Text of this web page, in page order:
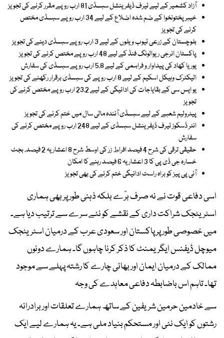
آزاد کشمیر کے لیے ٹیرف ڈیفرینشل سبسڈی 81 ارب روپے مقرر کرنے کی تجویز
خیبرپختونخوا کے ضم شدہ اضلاع کے لیے 34 ارب روپے سبسڈی مختص
کرنے کی تجویز
بلوچستان کے زرعی ٹیوب ویلوں کے لیے 3 ارب روپے سبسڈی دینے کی تجویز
پاکستان انرجی ریوالونگ فنڈ کے لیے 48 ارب روپے مختص کرنے کی تجویز
یوریا کھاد کی پیداوار و فراہمی کے لیے 5.8 ارب روپے سبسڈی کی سفارش
الیکٹرک وہیکل اسکیم کے لیے 8 ارب روپے کی سبسڈی برقرار رکھنے کی تجویز
یو ایس سی کے بقایاجات کی ادائیگی کے لیے 23.2 ارب روپے مختص کرنے کی
تجویز
پیٹرولیم شعبے کے لیے سبسڈی آئندہ مالی سال میں ختم کرنے کی تجویز
انٹر ڈسکوز ٹیرف ڈیفرینشل سبسڈی کے لیے 248 ارب روپے مختص کرنے کی
سفارش
حقیقی ترقی کی شرح 4 فیصد افراط زر کی اوسط شرح 8 اعشاریہ 2 فیصد، بجٹ
خسارہ جی ڈی پی کا 3 اعشاریہ 6 فیصد رہنے کا امکان
آئی پی پیز کو براہ راست ادائیگی ختم کرنے کی بھی تجویز
اسی دفاعی قوت نے نہ صرف برّے بلکہ ذہنی طور پر بھی ہماری
اسٹریٹجک شراکت داری کے نقشے کو نئے سرے سے ترتیب دیا ہے۔
میں خصوصی طور پر پاکستان اور سعودی عرب کے درمیان اسٹریٹجک
میوچل ڈیفنس ایگریمنٹ کا ذکر کرنا چاہوں گا۔ ہمارے دونوں
ممالک کے درمیان ایمان اور بھائی چارے کا رشتہ پہلے سے موجود
تھا۔ تاہم اس باضابطہ دفاعی معاہدے کی وجہ
سے خادمین حرمین شریفین کے ساتھ ہمارے تعلقات اور برادرانہ
رشتوں کو ایک نئی اور مستحکم بنیاد ملی ہے۔ یہ ہمارے لیے ایک